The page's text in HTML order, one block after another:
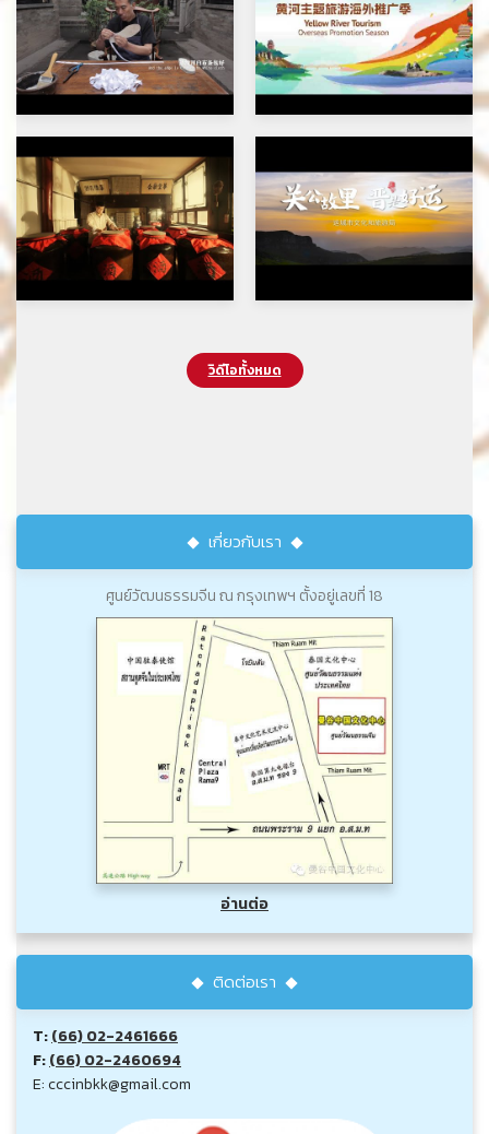
เกี่ยวกับเรา
ศูนย์วัฒนธรรมจีน ณ กรุงเทพฯ ตั้งอยู่เลขที่ 18
อ่านต่อ
ติดต่อเรา
T:(66) 02-2461666
F:(66) 02-2460694
E: cccinbkk@gmail.com
วิดีโอทั้งหมด